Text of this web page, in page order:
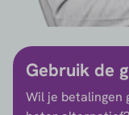
Gebruik de
Wil je betalingen